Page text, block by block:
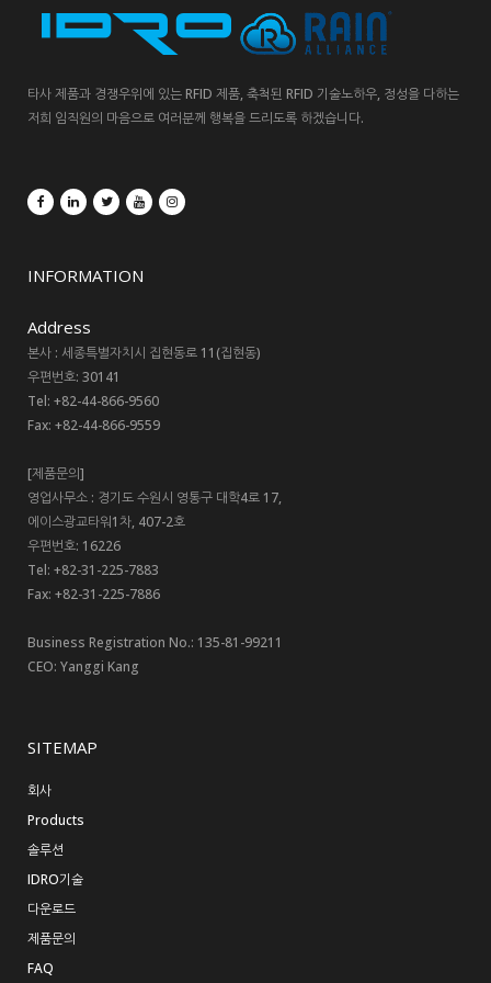
타사 제품과 경쟁우위에 있는 RFID 제품, 축척된 RFID 기술노하우, 정성을 다하는
저희 임직원의 마음으로 여러분께 행복을 드리도록 하겠습니다.
INFORMATION
Address
본사 : 세종특별자치시 집현동로 11(집현동)
우편번호: 30141
Tel: +82-44-866-9560
Fax: +82-44-866-9559
[제품문의]
영업사무소 : 경기도 수원시 영통구 대학4로 17,
에이스광교타워1차, 407-2호
우편번호: 16226
Tel: +82-31-225-7883
Fax: +82-31-225-7886
Business Registration No.: 135-81-99211
CEO: Yanggi Kang
SITEMAP
회사
Products
솔루션
IDRO기술
다운로드
제품문의
FAQ